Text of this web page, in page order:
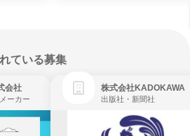
ている募集
会社
ーカー
株式会社KADOKAWA
出版社・新聞社